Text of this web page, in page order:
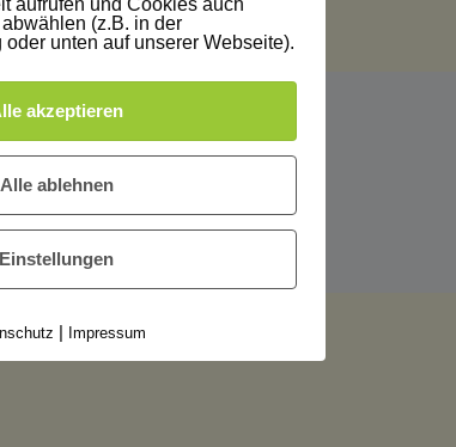
abzugeben.
aufrufen und Cookies auch
(z.B. in der
unten auf unserer Webseite).
akzeptieren
Alle ablehnen
Einstellungen
| Impressum